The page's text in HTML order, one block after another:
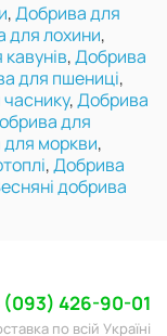
,Добрива для
для лохини,
,Добрива
для пшениці,
,Добрива
для
моркви,
,Добрива
добрива
(093) 426-90-01
по всій Україні